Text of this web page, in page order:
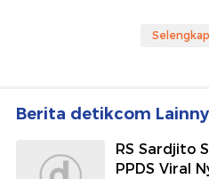
Berita detikcom
RS Sardjito
PPDS Viral